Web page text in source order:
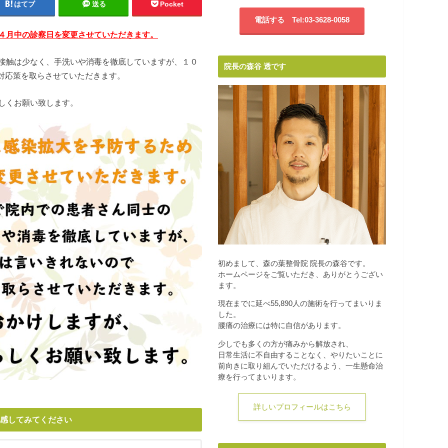
はてブ 送る Pocket
中の診察日を変更させていただきます。
は少なく、手洗いや消毒を徹底していますが、１０
策を取らさせていただきます。
お願い致します。
してみてください
電話する Tel:03-3628-0058
院長の森谷 透です
初めまして、森の葉整骨院 院長の森谷です。
ホームページをご覧いただき、ありがとうござい
ます。
現在までに延べ55,890人の施術を行ってまいりま
した。
腰痛の治療には特に自信があります。
少しでも多くの方が痛みから解放され、
日常生活に不自由することなく、やりたいことに
前向きに取り組んでいただけるよう、一生懸命治
療を行ってまいります。
詳しいプロフィールはこちら